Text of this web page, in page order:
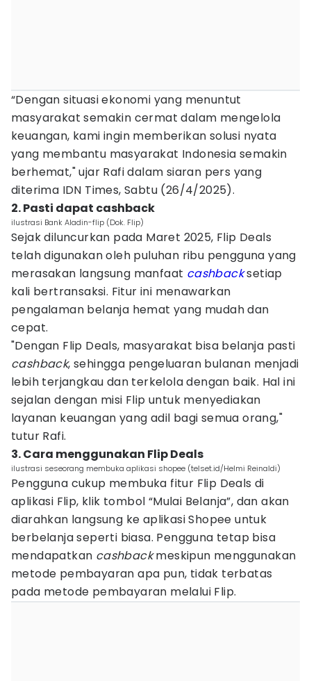
“Dengan situasi ekonomi yang menuntut
masyarakat semakin cermat dalam mengelola
keuangan, kami ingin memberikan solusi nyata
yang membantu masyarakat Indonesia semakin
berhemat," ujar Rafi dalam siaran pers yang
diterima IDN Times, Sabtu (26/4/2025).
2. Pasti dapat cashback
ilustrasi Bank Aladin-flip (Dok. Flip)
Sejak diluncurkan pada Maret 2025, Flip Deals
telah digunakan oleh puluhan ribu pengguna yang
merasakan langsung manfaat cashbacksetiap
kali bertransaksi. Fitur ini menawarkan
pengalaman belanja hemat yang mudah dan
cepat.
"Dengan Flip Deals, masyarakat bisa belanja pasti
cashback, sehingga pengeluaran bulanan menjadi
lebih terjangkau dan terkelola dengan baik. Hal ini
sejalan dengan misi Flip untuk menyediakan
layanan keuangan yang adil bagi semua orang,"
tutur Rafi.
3. Cara menggunakan Flip Deals
ilustrasi seseorang membuka aplikasi shopee (telset.id/Helmi Reinaldi)
Pengguna cukup membuka fitur Flip Deals di
aplikasi Flip, klik tombol “Mulai Belanja”, dan akan
diarahkan langsung ke aplikasi Shopee untuk
berbelanja seperti biasa. Pengguna tetap bisa
mendapatkan cashbackmeskipun menggunakan
metode pembayaran apa pun, tidak terbatas
pada metode pembayaran melalui Flip.